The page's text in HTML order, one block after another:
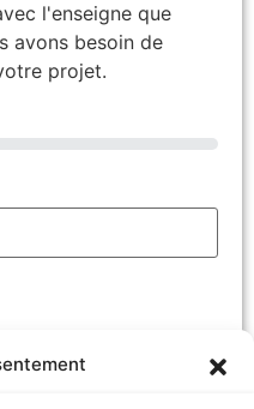
l'enseigne que
avons besoin de
projet.